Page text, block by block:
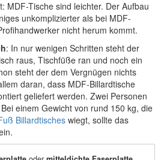
MDF-Tische sind leichter. Der Aufbau
unkomplizierter als bei MDF-
nicht herum kommt.
: In nur wenigen Schritten steht der
raus, Tischfüße ran und noch ein
steht der dem Vergnügen nichts
daran, dass MDF-Billardtische
geliefert werden. Zwei Personen
einem Gewicht von rund 150 kg, die
Billardtisches wiegt, sollte das